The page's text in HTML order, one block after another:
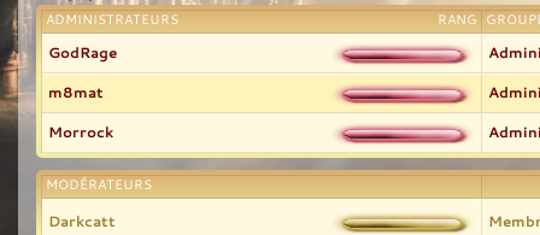
RANG
ADMINISTRATEURS
GodRage
m8mat
Morrock
MODÉRATEURS
Darkcatt